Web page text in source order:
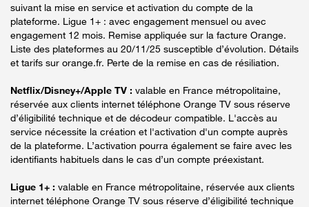
suivant la mise en service et activation du compte de la
plateforme. Ligue 1+ : avec engagement mensuel ou avec
engagement 12 mois. Remise appliquée sur la facture Orange.
Liste des plateformes au 20/11/25 susceptible d’évolution. Détails
et tarifs sur orange.fr. Perte de la remise en cas de résiliation.
Netflix/Disney+/Apple TV : valable en France métropolitaine,
réservée aux clients internet téléphone Orange TV sous réserve
d’éligibilité technique et de décodeur compatible. L'accès au
service nécessite la création et l'activation d'un compte auprès
de la plateforme. L’activation pourra également se faire avec les
identifiants habituels dans le cas d’un compte préexistant.
Ligue 1+ : valable en France métropolitaine, réservée aux clients
internet téléphone Orange TV sous réserve d’éligibilité technique